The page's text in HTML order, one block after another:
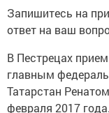
Запишитесь на
ответ на ваш
В Пестрецах
главным
Татарстан
февраля 2017 года.